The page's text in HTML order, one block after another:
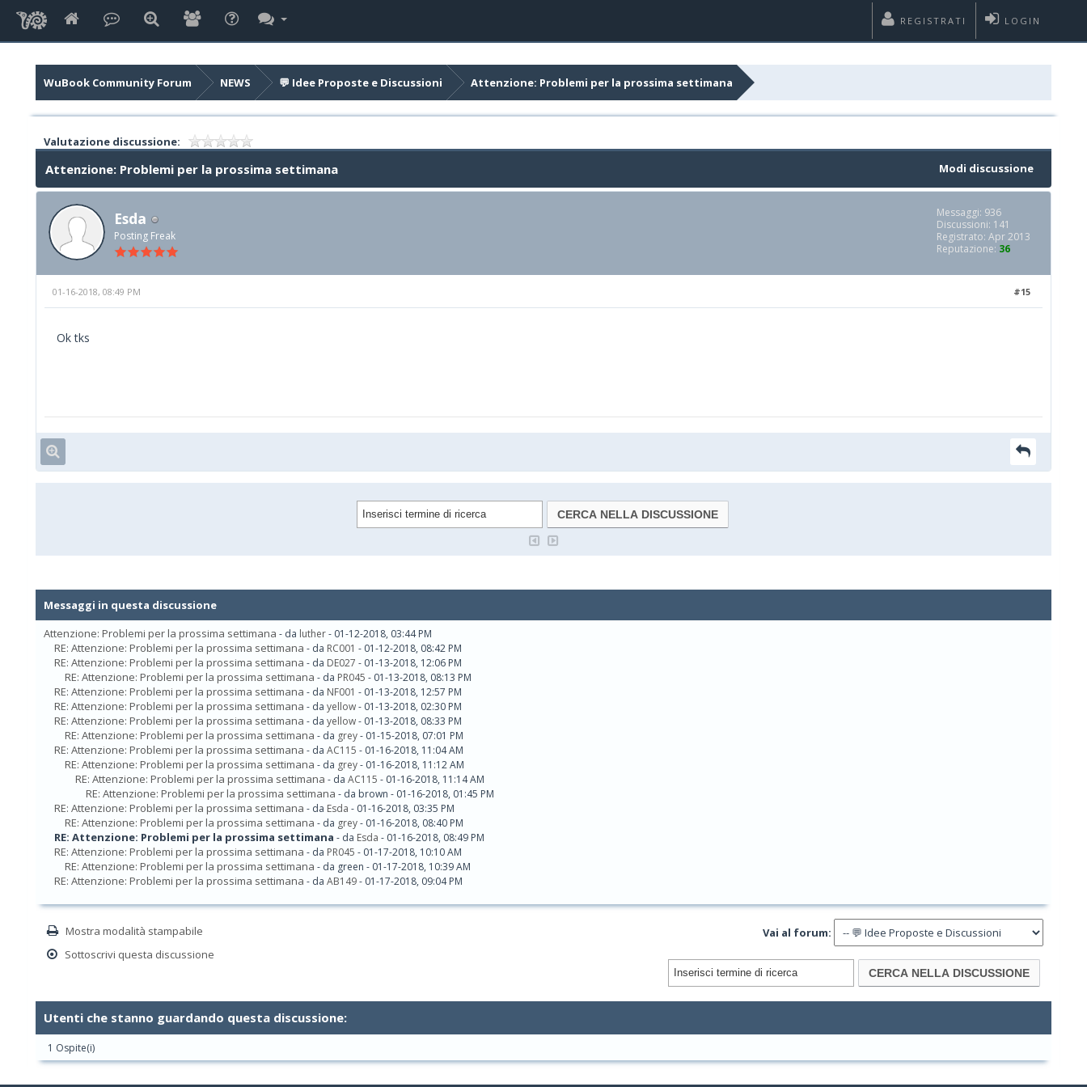
LOGIN
REGISTRATI
WuBook Community Forum NEWS 💬 Idee Proposte e Discussioni Attenzione: Problemi per la prossima settimana
Valutazione discussione:
Modi discussione
Attenzione: Problemi per la prossima settimana
Esda
Posting Freak
Messaggi: 936
Discussioni: 141
Registrato: Apr 2013
Reputazione: 36
#15
01-16-2018, 08:49 PM
Ok tks
Messaggi in questa discussione
Attenzione: Problemi per la prossima settimana - da luther- 01-12-2018, 03:44 PM
RE: Attenzione: Problemi per la prossima settimana - da RC001 - 01-12-2018, 08:42 PM
RE: Attenzione: Problemi per la prossima settimana - da DE027 - 01-13-2018, 12:06 PM
RE: Attenzione: Problemi per la prossima settimana - da PR045 - 01-13-2018, 08:13 PM
RE: Attenzione: Problemi per la prossima settimana - da NF001 - 01-13-2018, 12:57 PM
RE: Attenzione: Problemi per la prossima settimana - da yellow- 01-13-2018, 02:30 PM
RE: Attenzione: Problemi per la prossima settimana - da yellow- 01-13-2018, 08:33 PM
RE: Attenzione: Problemi per la prossima settimana - da grey- 01-15-2018, 07:01 PM
RE: Attenzione: Problemi per la prossima settimana - da AC115 - 01-16-2018, 11:04 AM
RE: Attenzione: Problemi per la prossima settimana - da grey- 01-16-2018, 11:12 AM
RE: Attenzione: Problemi per la prossima settimana - da AC115 - 01-16-2018, 11:14 AM
RE: Attenzione: Problemi per la prossima settimana - da brown - 01-16-2018, 01:45 PM
RE: Attenzione: Problemi per la prossima settimana - da Esda - 01-16-2018, 03:35 PM
RE: Attenzione: Problemi per la prossima settimana - da grey- 01-16-2018, 08:40 PM
RE: Attenzione: Problemi per la prossima settimana - da Esda - 01-16-2018, 08:49 PM
RE: Attenzione: Problemi per la prossima settimana - da PR045 - 01-17-2018, 10:10 AM
RE: Attenzione: Problemi per la prossima settimana - da green - 01-17-2018, 10:39 AM
RE: Attenzione: Problemi per la prossima settimana - da AB149- 01-17-2018, 09:04 PM
Mostra modalità stampabile
Sottoscrivi questa discussione
Vai al forum:
Utenti che stanno guardando questa discussione:
1 Ospite(i)